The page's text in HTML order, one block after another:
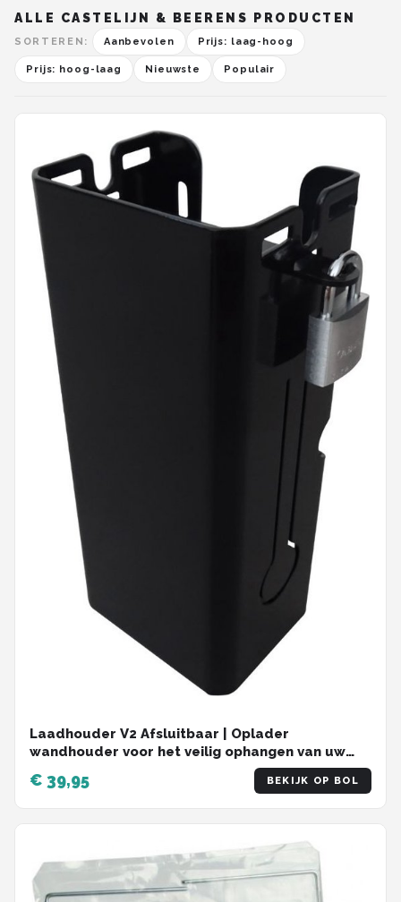
ALLE CASTELIJN & BEERENS PRODUCTEN
SORTEREN: Aanbevolen Prijs: laag-hoog
Prijs: hoog-laag Nieuwste Populair
Laadhouder V2 Afsluitbaar | Oplader
wandhouder voor het veilig ophangen van uw
Elektrische Fiets lader | Zwart maat M |
Organizer | Metaal
€ 39,95 BEKIJK OP BOL